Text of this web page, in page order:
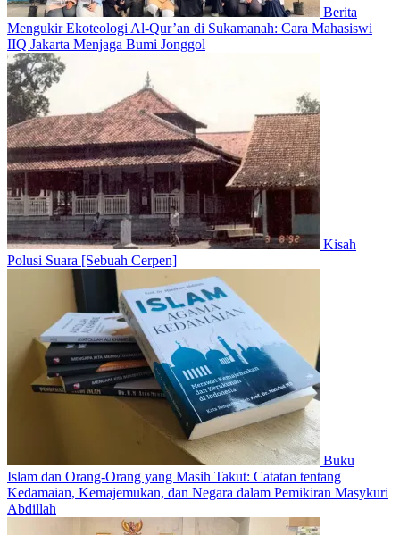
Berita
Mengukir Ekoteologi Al-Qur’an di Sukamanah: Cara Mahasiswi
IIQ Jakarta Menjaga Bumi Jonggol
Kisah
Polusi Suara [Sebuah Cerpen]
Buku
Islam dan Orang-Orang yang Masih Takut: Catatan tentang
Kedamaian, Kemajemukan, dan Negara dalam Pemikiran Masykuri
Abdillah